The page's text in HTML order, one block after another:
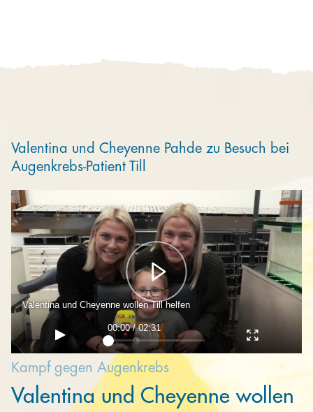
Organisationen
Valentina und Cheyenne Pahde zu Besuch bei
Augenkrebs-Patient Till
Valentina und Cheyenne wollen Till helfen
00:00 / 02:31
Kampf gegen Augenkrebs
Valentina und Cheyenne wollen